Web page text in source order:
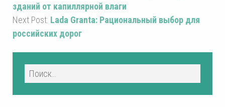
зданий от капиллярной влаги
Next Post: Lada Granta: Рациональный выбор для
российских дорог